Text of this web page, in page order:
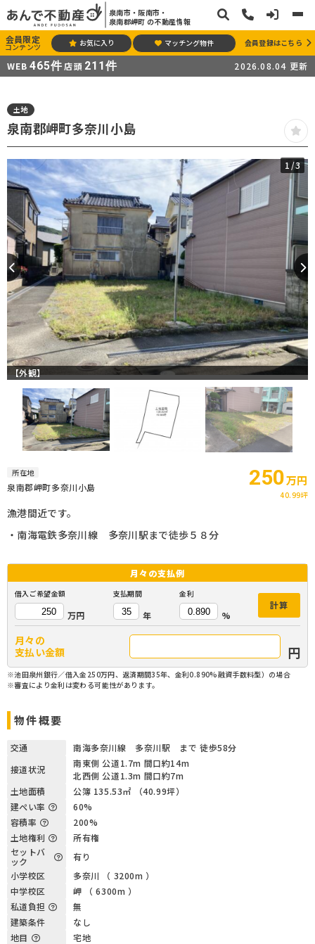
泉南市・阪南市・
泉南郡岬町 の不動産情報
会員限定
コンテンツ お気に入り マッチング物件 会員登録はこちら
WEB 465件 店頭 211件 2026.08.04 更新
土地
泉南郡岬町多奈川小島
1 /3
【外観】
所在地
泉南郡岬町多奈川小島 250万円
40.99坪
漁港間近です。
・南海電鉄多奈川線 多奈川駅まで徒歩５８分
月々の支払例
借入ご希望金額
万円
支払期間
年
金利
%
計算
月々の
支払い金額
円
※池田泉州銀行／借入金250万円、返済期間35年、金利0.890%融資手数料型）の場合
※審査により金利は変わる可能性があります。
物件概要
交通
南海多奈川線 多奈川駅 まで 徒歩58分
接道状況
南東側 公道1.7m 間口約14m
北西側 公道1.3m 間口約7m
土地面積
公簿 135.53㎡ （40.99坪）
建ぺい率
60%
容積率
200%
土地権利
所有権
セットバ
ック
有り
小学校区
多奈川 （ 3200m ）
中学校区
岬 （ 6300m ）
私道負担
無
建築条件
なし
地目
宅地